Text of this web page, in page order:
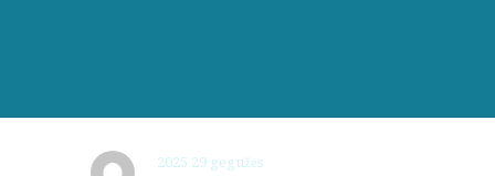
2025 29 gegužės